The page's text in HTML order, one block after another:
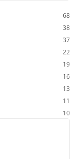
68
38
37
22
19
16
13
11
10